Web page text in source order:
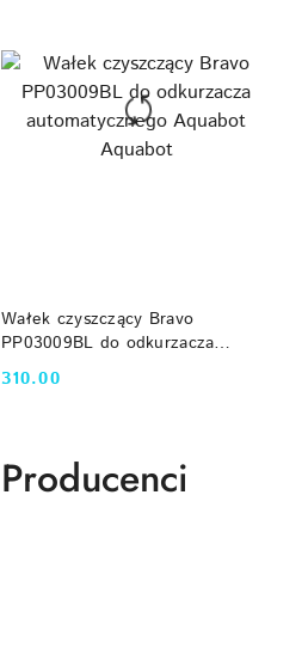
Wałek czyszczący Bravo
PP03009BL do odkurzacza
automatycznego Aquabot
Aquabot
Cena:
310.00
Producenci